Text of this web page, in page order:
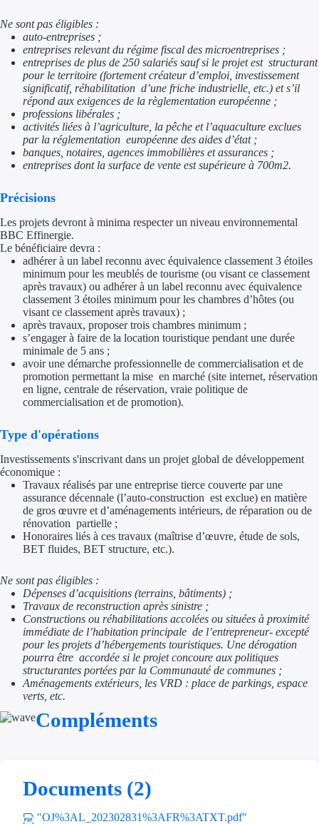
Aides Région
Aides Région
Aides Région
Aides Région
Aides Région
Aides Région
Régions de I à P
Aides Région Île-
Aides Région
Aides Région
Aides Région
Aides Région
Aides Région
Aides Région
Couvertures
Accompagnement
Ne sont pas éligibles :
auto-entreprises ;
entreprises relevant du régime fiscal des microentreprises ;
entreprises de plus de 250 salariés sauf si le projet est structurant
pour le territoire (fortement créateur d’emploi, investissement
significatif, réhabilitation d’une friche industrielle, etc.) et s’il
répond aux exigences de la règlementation européenne ;
professions libérales ;
activités liées à l’agriculture, la pêche et l’aquaculture exclues
par la réglementation européenne des aides d’état ;
banques, notaires, agences immobilières et assurances ;
entreprises dont la surface de vente est supérieure à 700m2.
Précisions
Les projets devront à minima respecter un niveau environnemental
BBC Effinergie.
Le bénéficiaire devra :
adhérer à un label reconnu avec équivalence classement 3 étoiles
minimum pour les meublés de tourisme (ou visant ce classement
après travaux) ou adhérer à un label reconnu avec équivalence
classement 3 étoiles minimum pour les chambres d’hôtes (ou
visant ce classement après travaux) ;
après travaux, proposer trois chambres minimum ;
s’engager à faire de la location touristique pendant une durée
minimale de 5 ans ;
avoir une démarche professionnelle de commercialisation et de
promotion permettant la mise en marché (site internet, réservation
en ligne, centrale de réservation, vraie politique de
commercialisation et de promotion).
Type d'opérations
Investissements s'inscrivant dans un projet global de développement
économique :
Travaux réalisés par une entreprise tierce couverte par une
assurance décennale (l’auto-construction est exclue) en matière
de gros œuvre et d’aménagements intérieurs, de réparation ou de
rénovation partielle ;
Honoraires liés à ces travaux (maîtrise d’œuvre, étude de sols,
BET fluides, BET structure, etc.).
Ne sont pas éligibles :
Dépenses d’acquisitions (terrains, bâtiments) ;
Travaux de reconstruction après sinistre ;
Constructions ou réhabilitations accolées ou situées à proximité
immédiate de l’habitation principale de l’entrepreneur- excepté
pour les projets d’hébergements touristiques. Une dérogation
pourra être accordée si le projet concoure aux politiques
structurantes portées par la Communauté de communes ;
Aménagements extérieurs, les VRD : place de parkings, espace
verts, etc.
Compléments
Documents (2)
"OJ%3AL_202302831%3AFR%3ATXT.pdf"